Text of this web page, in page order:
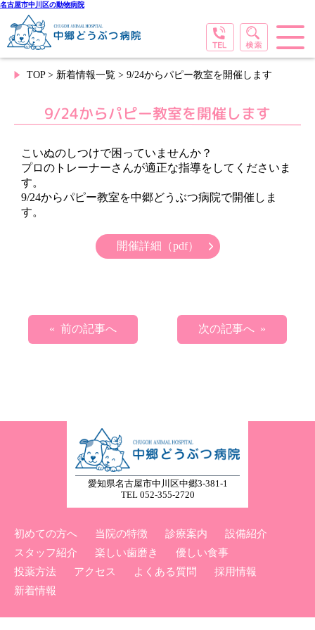
名古屋市中川区の動物病院
TOP> 新着情報一覧 > 9/24からパピー教室を開催します
9/24からパピー教室を開催します
こいぬのしつけで困っていませんか？
プロのトレーナーさんが適正な指導をしてくださいま
す。
9/24からパピー教室を中郷どうぶつ病院で開催しま
す。
開催詳細（pdf）
« 前の記事へ 次の記事へ »
愛知県名古屋市中川区中郷3-381-1
TEL 052-355-2720
初めての方へ 当院の特徴 診療案内
設備紹介
スタッフ紹介
楽しい歯磨き
優しい食事
投薬方法
アクセス よくある質問
採用情報
新着情報